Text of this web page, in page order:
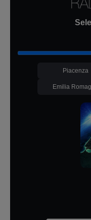
Piacenza
Emilia